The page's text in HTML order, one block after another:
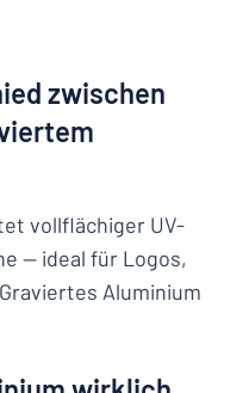
zwischen
vollflächiger UV-
— ideal für Logos,
Aluminium